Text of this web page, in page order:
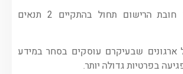
לפי נוסח החוק חובת הרישום תחול בהתקיים 2 תנאים
ארגונים שבעיקרם עוסקים בסחר במידע
בפרטיות גדולה יותר.